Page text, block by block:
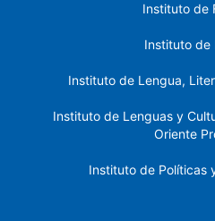
Instituto de
Instituto de
Instituto de Lengua,
Instituto de Lenguas y
Oriente
Instituto de Políticas